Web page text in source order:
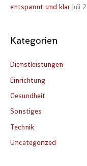
:
entspannt und klar Juli
Kategorien
Dienstleistungen
Einrichtung
Gesundheit
Sonstiges
Technik
Uncategorized